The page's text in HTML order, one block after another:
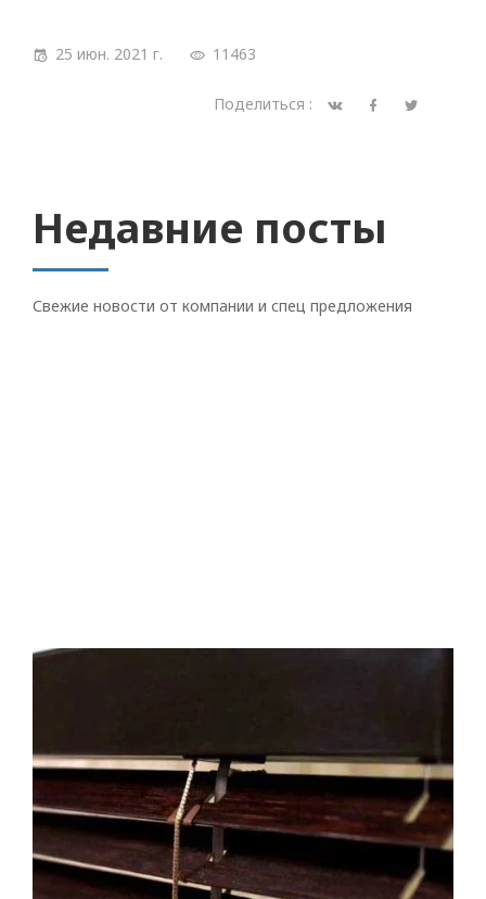
25 июн. 2021 г. 11463
Поделиться :
Недавние посты
Свежие новости от компании и спец предложения